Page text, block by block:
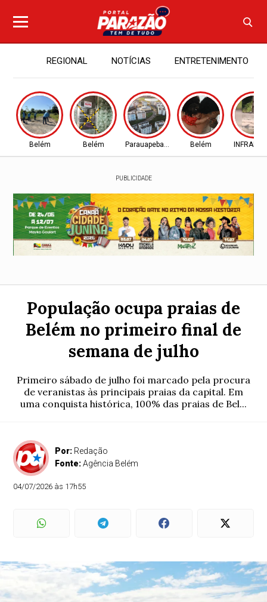
REGIONAL NOTÍCIAS ENTRETENIMENTO
Belém Belém Parauapebas - PA Belém
PUBLICIDADE
População ocupa praias de
Belém no primeiro final de
semana de julho
Primeiro sábado de julho foi marcado pela procura
de veranistas às principais praias da capital. Em
uma conquista histórica, 100% das praias de Bel...
Por: Redação
Fonte:Agência Belém
04/07/2026 às 17h55